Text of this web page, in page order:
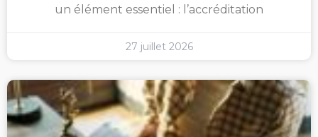
un élément essentiel : l’accréditation
27 juillet 2026